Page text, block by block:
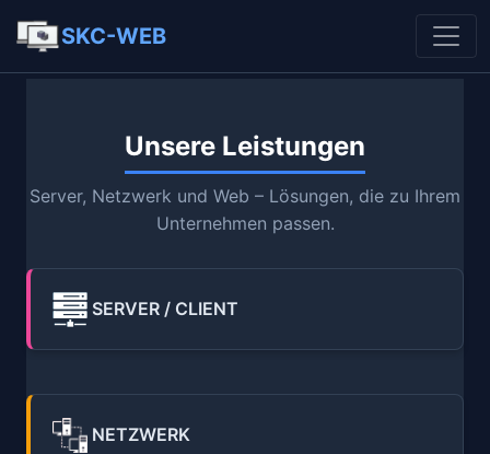
SKC-WEB
Unsere Leistungen
Server, Netzwerk und Web – Lösungen, die zu Ihrem
Unternehmen passen.
SERVER / CLIENT
NETZWERK